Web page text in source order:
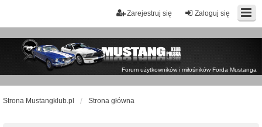
Zaloguj się
Zarejestruj się
Forum użytkowników i miłośników Forda Mustanga
Strona Mustangklub.pl Strona główna